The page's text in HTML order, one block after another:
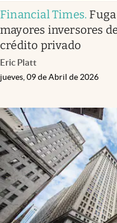
Financial Times.
mayores inversores
crédito privado
Eric Platt
jueves, 09 de Abril de 2026